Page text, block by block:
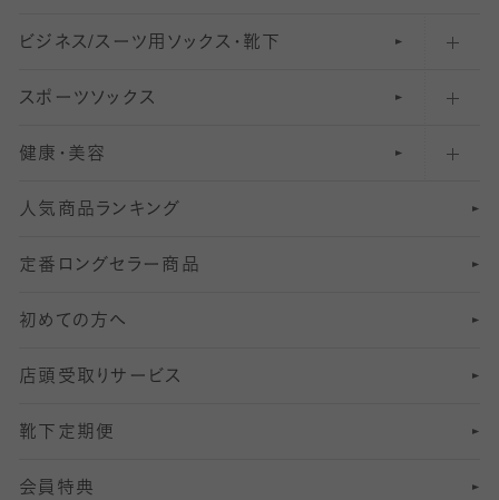
クルーソックス（ふくらはぎ下）
ハイソックス
オーバーニー・ニーハイソックス
61〜80デニールタイツ
81 〜110デニールタイツ
111〜210デニールタイツ
211デニールタイツ以上（防寒・厚手タイツ）
レギンスパンツ（レギパン）
マタニティレギンス
5 分丈
6 分丈レギンス
7 分丈 レギンス
8分丈 レギンス
10分丈 レギンス
12分丈レギンス
13分丈レギンス
ショートストッキング
結婚式用ストッキング
美脚ストッキング
オールスルーストッキング
ビジネス/スーツ用 ソックス・靴下
匠シリーズ
フレッシャーズ向けソックス・靴下
冠婚葬祭向けソックス・靴下
スーツカジュアルソックス・靴下
ロングホーズ
スポーツソックス
ランニングソックス・靴下
ゴルフソックス・靴下
サッカー・フットサル用ソックス
ヨガソックス・靴下
スポーツ用レッグウォーマー
SS サイズ（21～23cm）
Sサイズ（22～25cm）
健康・美容
インナーソックス
加圧・着圧ソックス
冷えとり靴下
着圧・加圧タイツ
むくみ対策
足の疲れ対策
人気商品ランキング
定番ロングセラー商品
初めての方へ
店頭受取りサービス
靴下定期便
会員特典